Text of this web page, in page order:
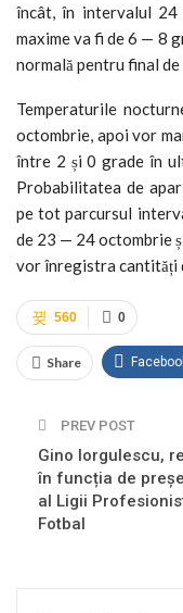
încât, în intervalul
maxime va fi de 6 — 8
normală pentru final
Temperaturile
octombrie, apoi vor
între 2 și 0 grade în
Probabilitatea de
pe tot parcursul
de 23 — 24 octombrie
vor înregistra cantități
0
560
Share
PREV POST
Gino Iorgulescu,
în funcția de
al Ligii
Fotbal